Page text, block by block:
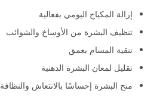
إزالة المكياج اليومي بفعالية
تنظيف البشرة من الأوساخ والشوائب
تنقية المسام بعمق
تقليل لمعان البشرة الدهنية
منح البشرة إحساسًا بالانتعاش والنظافة